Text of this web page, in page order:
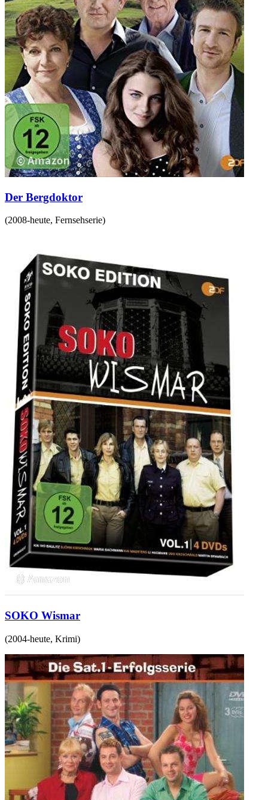
Der Bergdoktor
(2008-heute, Fernsehserie)
SOKO Wismar
(2004-heute, Krimi)